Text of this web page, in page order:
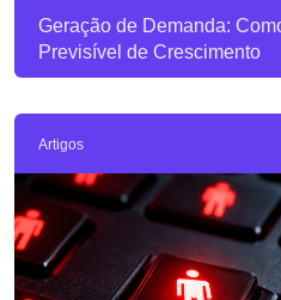
Geração de Demanda:
Previsível de Crescimento
Artigos